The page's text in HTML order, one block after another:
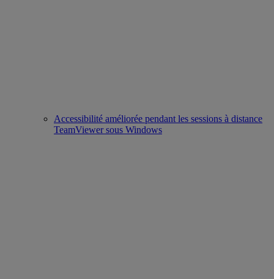
Accessibilité améliorée pendant les sessions à distance
TeamViewer sous Windows